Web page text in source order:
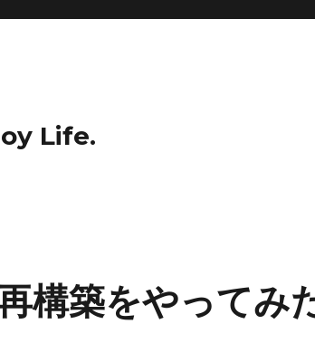
Life.
構築をやってみ